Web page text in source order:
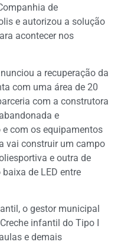
de
e autorizou a solução
acontecer nos
a recuperação da
com uma área de 20
com a construtora
e
com os equipamentos
vai construir um campo
e outra de
de LED entre
o gestor municipal
infantil do Tipo I
e demais